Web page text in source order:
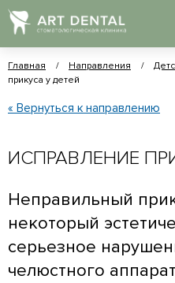
Главная / Направления /
прикуса у детей
« Вернуться к направлению
ИСПРАВЛЕНИЕ
Неправильный
некоторый
серьезное
челюстного